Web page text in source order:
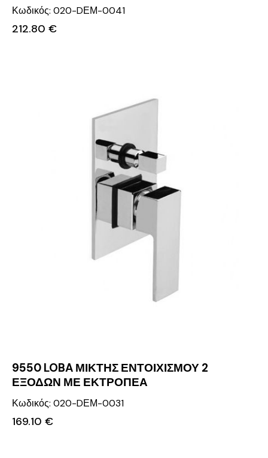
Κωδικός: 020-DΕΜ-0041
212.80 €
9550 LOBA ΜΙΚΤΗΣ ΕΝΤΟΙΧΙΣΜΟΥ 2
ΕΞΟΔΩΝ ΜΕ ΕΚΤΡΟΠΕΑ
Κωδικός: 020-DΕΜ-0031
169.10 €